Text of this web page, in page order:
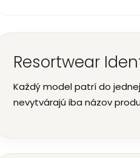
Resortwear
Každý model patrí do jednej z
nevytvárajú iba názov